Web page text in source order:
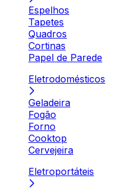
Espelhos
Tapetes
Quadros
Cortinas
Papel de Parede
Eletrodomésticos
Geladeira
Fogão
Forno
Cooktop
Cervejeira
Eletroportáteis